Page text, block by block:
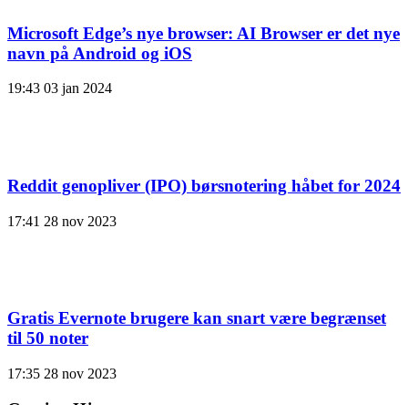
Microsoft Edge’s nye browser: AI Browser er det nye
navn på Android og iOS
19:43 03 jan 2024
Reddit genopliver (IPO) børsnotering håbet for 2024
17:41 28 nov 2023
Gratis Evernote brugere kan snart være begrænset
til 50 noter
17:35 28 nov 2023